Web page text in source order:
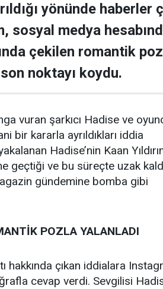
yönünde haberler
sosyal medya
çekilen romantik
noktayı koydu.
vuran şarkıcı Hadise ve
bir kararla ayrıldıkları iddia
Hadise’nin Kaan
geçtiği ve bu süreçte uzak
gündemine bomba gibi
POZLA YALANLADI
hakkında çıkan iddialara
cevap verdi. Sevgilisi